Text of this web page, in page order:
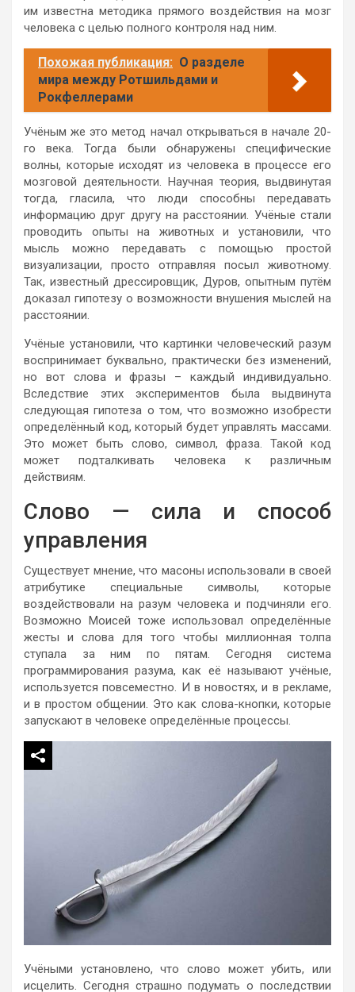
им известна методика прямого воздействия на мозг
человека с целью полного контроля над ним.
Похожая публикация: О разделе
мира между Ротшильдами и
Рокфеллерами
Учёным же это метод начал открываться в начале 20-
го века. Тогда были обнаружены специфические
волны, которые исходят из человека в процессе его
мозговой деятельности. Научная теория, выдвинутая
тогда, гласила, что люди способны передавать
информацию друг другу на расстоянии. Учёные стали
проводить опыты на животных и установили, что
мысль можно передавать с помощью простой
визуализации, просто отправляя посыл животному.
Так, известный дрессировщик, Дуров, опытным путём
доказал гипотезу о возможности внушения мыслей на
расстоянии.
Учёные установили, что картинки человеческий разум
воспринимает буквально, практически без изменений,
но вот слова и фразы – каждый индивидуально.
Вследствие этих экспериментов была выдвинута
следующая гипотеза о том, что возможно изобрести
определённый код, который будет управлять массами.
Это может быть слово, символ, фраза. Такой код
может подталкивать человека к различным
действиям.
Слово — сила и способ
управления
Существует мнение, что масоны использовали в своей
атрибутике специальные символы, которые
воздействовали на разум человека и подчиняли его.
Возможно Моисей тоже использовал определённые
жесты и слова для того чтобы миллионная толпа
ступала за ним по пятам. Сегодня система
программирования разума, как её называют учёные,
используется повсеместно. И в новостях, и в рекламе,
и в простом общении. Это как слова-кнопки, которые
запускают в человеке определённые процессы.
Учёными установлено, что слово может убить, или
исцелить. Сегодня страшно подумать о последствии